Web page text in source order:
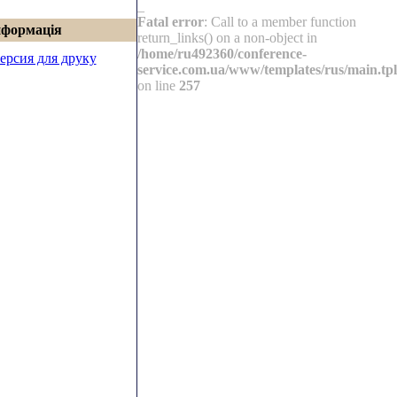
для друку
Fatal error: Call to a member function
return_links() on a non-object in
/home/ru492360/conference-
service.com.ua/www/templates/rus/main.tpl
on line 257